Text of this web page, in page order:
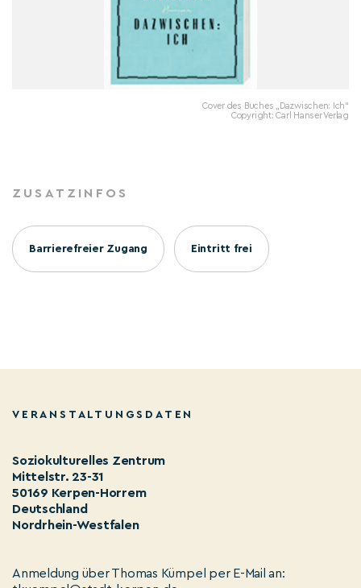
Cover des Buches „Dazwischen: Ich“
Copyright: Carl Hanser Verlag
ZUSATZINFOS
Barrierefreier Zugang Eintritt frei
VERANSTALTUNGSDATEN
Soziokulturelles Zentrum
Mittelstr. 23-31
50169 Kerpen-Horrem
Deutschland
Nordrhein-Westfalen
Anmeldung über Thomas Kümpel per E-Mail an: